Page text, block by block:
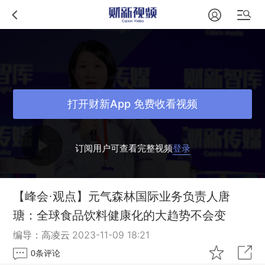
订阅用户可查看完整视频登录
打开财新App 免费收看视频
【峰会·观点】元气森林国际业务负责人唐
瑭：全球食品饮料健康化的大趋势不会变
编导：高凌云 2023-11-09 18:21
0条评论